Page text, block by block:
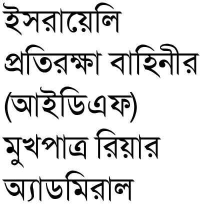
ইসরায়েলি
প্রতিরক্ষা বাহিনীর
(আইডিএফ)
মুখপাত্র রিয়ার
অ্যাডমিরাল